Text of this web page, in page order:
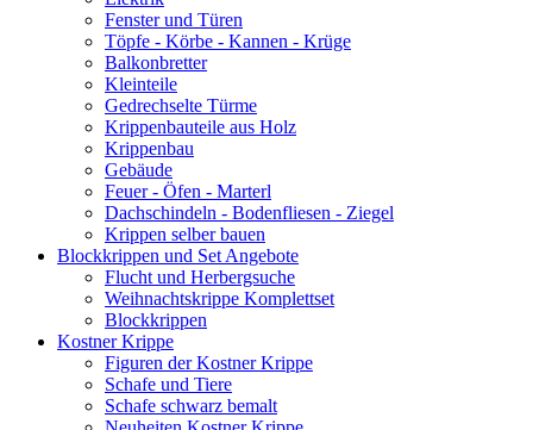
Fenster und Türen
Töpfe - Körbe - Kannen - Krüge
Balkonbretter
Kleinteile
Gedrechselte Türme
Krippenbauteile aus Holz
Krippenbau
Gebäude
Feuer - Öfen - Marterl
Dachschindeln - Bodenfliesen - Ziegel
Krippen selber bauen
Blockkrippen und Set Angebote
Flucht und Herbergsuche
Weihnachtskrippe Komplettset
Blockkrippen
Kostner Krippe
Figuren der Kostner Krippe
Schafe und Tiere
Schafe schwarz bemalt